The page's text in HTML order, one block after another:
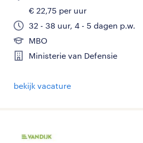
€ 22,75 per uur
32 - 38 uur, 4 - 5 dagen p.w.
MBO
Ministerie van Defensie
bekijk vacature